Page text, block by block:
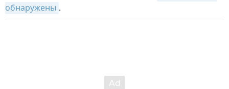
обнаружены .